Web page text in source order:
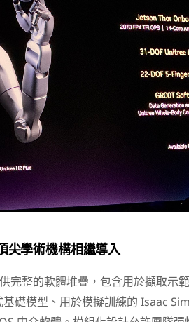
尖學術機構相繼導入
完整的軟體堆疊，包含用於擷取示
礎模型、用於模擬訓練的 Isaac